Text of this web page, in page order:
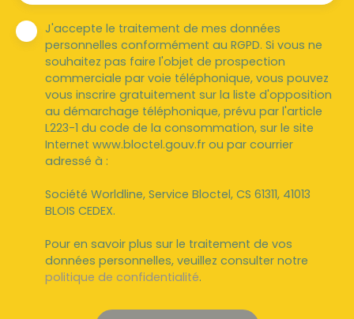
J'accepte le traitement de mes données
personnelles conformément au RGPD. Si vous ne
souhaitez pas faire l'objet de prospection
commerciale par voie téléphonique, vous pouvez
vous inscrire gratuitement sur la liste d'opposition
au démarchage téléphonique, prévu par l'article
L223-1 du code de la consommation, sur le site
Internet www.bloctel.gouv.fr ou par courrier
adressé à :
Société Worldline, Service Bloctel, CS 61311, 41013
BLOIS CEDEX.
Pour en savoir plus sur le traitement de vos
données personnelles, veuillez consulter notre
politique de confidentialité.